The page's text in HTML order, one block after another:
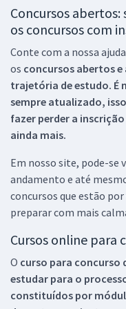
Concursos
os concursos com
Conte com a nossa
os concursos abertos e
trajetória de estudo.
sempre atualizado,
fazer perder a
ainda mais.
Em nosso site, pode-se
andamento e até
concursos que estão
preparar com mais
Cursos online para
O curso para concurso
estudar para o
constituídos por